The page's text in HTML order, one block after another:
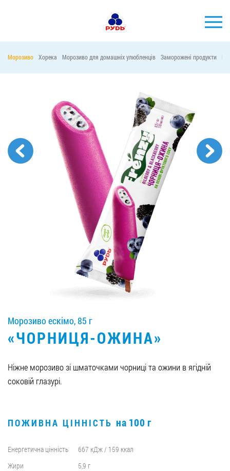
КОМПАНІЯ
СПОЖИВАЧАМ
АКЦІЇ
ПРЕС-ЦЕНТР
ХОРЕКА
Тендерні закупівлі
Контакти
Вакансії
ЗАМОВИТИ ПРОДУКЦІЮ «РУДЬ»:
СТАТИ ПАРТНЕРОМ
0412 42 29 23
Морозиво Хорека Морозиво для домашніх улюбленців Заморожені продукти
Морозиво ескімо, 85 г
«ЧОРНИЦЯ-ОЖИНА»
Ніжне морозиво зі шматочками чорниці та ожини в ягідній
соковій глазурі.
ПОЖИВНА ЦІННІСТЬ на 100 г
Енергетична цінність
667 кДж / 159 ккал
Жири
5,9 г